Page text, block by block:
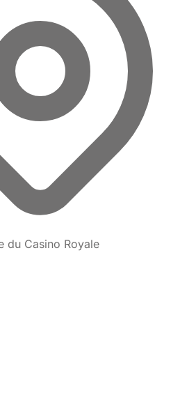
du Casino Royale